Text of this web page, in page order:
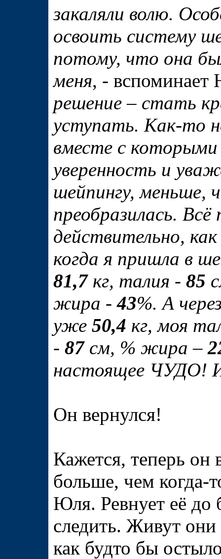
закаляли волю.
освоить систему
потому, что она
меня, -
решение – стать
уступать. Как-то
вместе с которыми
уверенность и
шейпингу, меньше,
преобразилась. Всё
действительно,
когда я пришла в
81,7кг, талия - 85
жира -43%. А
уже 50,4 кг, моя
- 87см, % жира –
настоящее ЧУДО!
Он вернулся!
Кажется, теперь он
больше, чем когда-
Юля. Ревнует её до
следить. Живут
как будто бы